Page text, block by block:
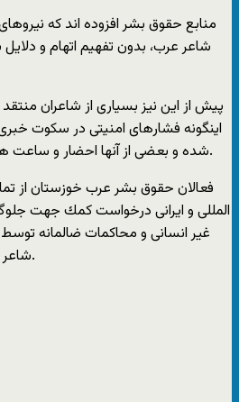
منابع حقوق بشر افزوده اند كه
شاعر عرب، بدون تفهیم اتهام و دلایل
پیش از این نیز بسیاری از شاعران
اینگونه فشارهای امنیتی در سکوت
شده و بعضی از آنها احضار و ساعت های متوالی بازجویی می شوند.
فعالان حقوق بشر عرب خوزستان از
المللی و ایرانی درخواست كمك جهت
غیر انسانی و محاكمات ضالمانه
شاعر و دیگر فعالان فرهنگی شدند.